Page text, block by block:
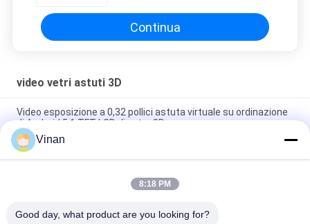
Continua
video vetri astuti 3D
Video esposizione a 0,32 pollici astuta virtuale su ordinazione
di Android 5,1 TFT LCD di vetro 3D
Vetri 1280*800 di alta risoluzione VR di realtà virtuale di
ENMESI 3D con WIFI/Bluetooth
TFT LCD 2,6" vetri astuti doppi OTG avoirdupois dello schermo
Vinan
8:18 PM
Good day, what product are you looking for?